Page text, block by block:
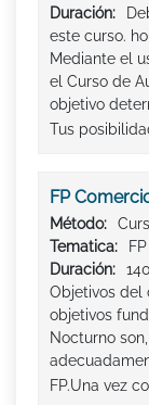
Duración:
este curso.
Mediante el
el Curso de
objetivo
Tus
FP
Método:
Tematica:
Duración:
Objetivos del
objetivos
Nocturno
FP.Una vez